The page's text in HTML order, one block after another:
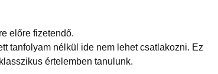
előre fizetendő.
tanfolyam nélkül ide nem lehet csatlakozni. Ez
értelemben tanulunk.